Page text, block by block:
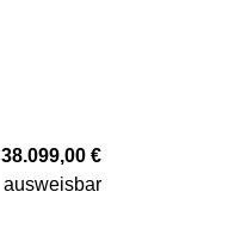
38.099,00 €
ausweisbar